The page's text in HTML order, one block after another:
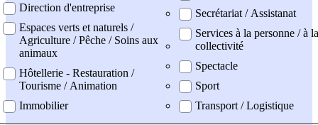
Direction d'entreprise
Espaces verts et naturels /
Agriculture / Pêche / Soins aux
animaux
Hôtellerie - Restauration /
Tourisme / Animation
Immobilier
Secrétariat / Assistanat
Services à la personne / à la
collectivité
Spectacle
Sport
Transport / Logistique